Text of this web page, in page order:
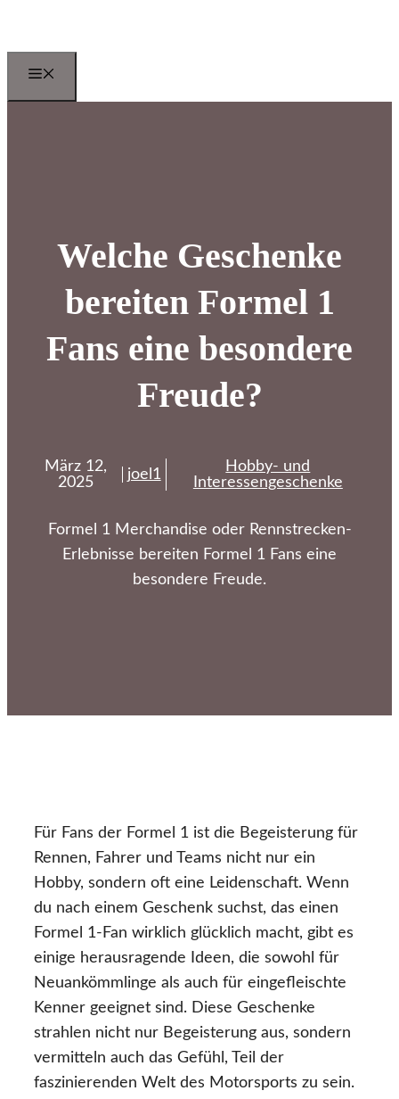
springen
Welche Geschenke
bereiten Formel 1
Fans eine besondere
Freude?
März 12,
2025
joel1
Hobby- und
Interessengeschenke
Formel 1 Merchandise oder Rennstrecken-
Erlebnisse bereiten Formel 1 Fans eine
besondere Freude.
Für Fans der Formel 1 ist die Begeisterung für
Rennen, Fahrer und Teams nicht nur ein
Hobby, sondern oft eine Leidenschaft. Wenn
du nach einem Geschenk suchst, das einen
Formel 1-Fan wirklich glücklich macht, gibt es
einige herausragende Ideen, die sowohl für
Neuankömmlinge als auch für eingefleischte
Kenner geeignet sind. Diese Geschenke
strahlen nicht nur Begeisterung aus, sondern
vermitteln auch das Gefühl, Teil der
faszinierenden Welt des Motorsports zu sein.